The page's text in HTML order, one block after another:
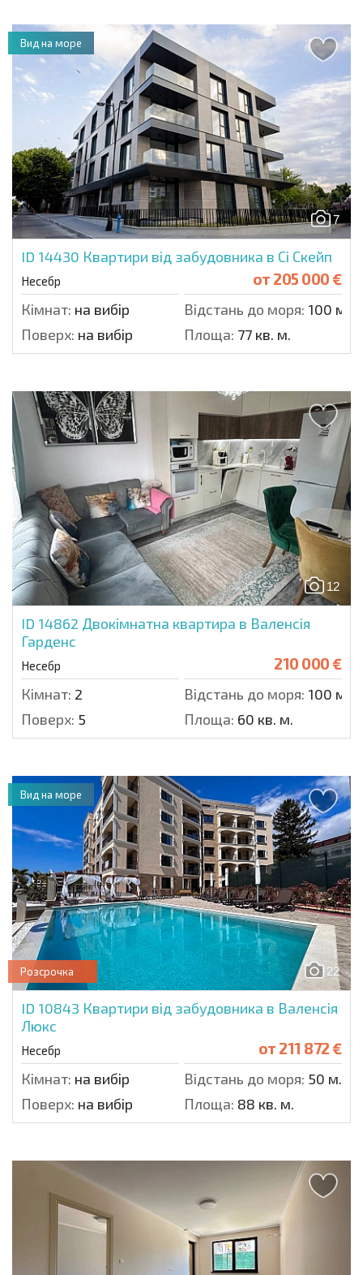
7
ID 14430 Квартири від забудовника в Сі Скейп
Несебр от 205 000 €
Кімнат: на вибір Відстань до моря: 100 м.
Поверх: на вибір Площа: 77 кв. м.
Вид на море
12
ID 14862 Двокімнатна квартира в Валенсія
Гарденс
Несебр 210 000 €
Кімнат: 2 Відстань до моря: 100 м.
Поверх: 5 Площа: 60 кв. м.
22
Розсрочка
ID 10843 Квартири від забудовника в Валенсія
Люкс
Несебр от 211 872 €
Кімнат: на вибір Відстань до моря: 50 м.
Поверх: на вибір Площа: 88 кв. м.
Вид на море